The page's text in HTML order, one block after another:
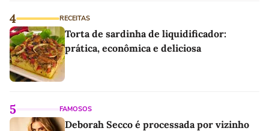
4 RECEITAS
Torta de sardinha de liquidificador:
prática, econômica e deliciosa
5 FAMOSOS
Deborah Secco é processada por vizinho